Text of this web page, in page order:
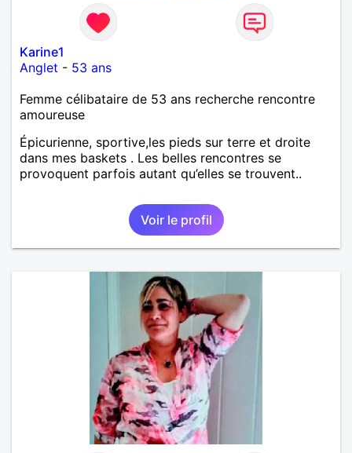
Karine1
Anglet - 53 ans
Femme célibataire de 53 ans recherche rencontre
amoureuse
Épicurienne, sportive,les pieds sur terre et droite
dans mes baskets . Les belles rencontres se
provoquent parfois autant qu’elles se trouvent..
Voir le profil